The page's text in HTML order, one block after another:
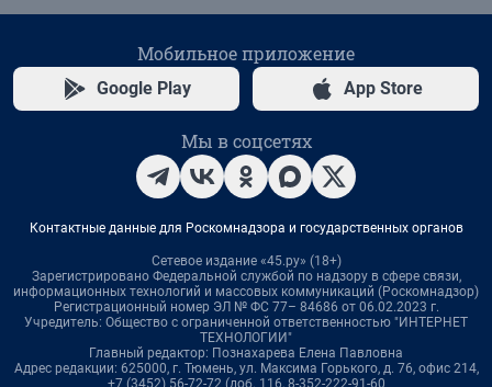
Мобильное приложение
Google Play App Store
Мы в соцсетях
Контактные данные для Роскомнадзора и государственных органов
Сетевое издание «45.ру» (18+)
Зарегистрировано Федеральной службой по надзору в сфере связи,
информационных технологий и массовых коммуникаций (Роскомнадзор)
Регистрационный номер ЭЛ № ФС 77– 84686 от 06.02.2023 г.
Учредитель: Общество с ограниченной ответственностью "ИНТЕРНЕТ
ТЕХНОЛОГИИ"
Главный редактор: Познахарева Елена Павловна
Адрес редакции: 625000, г. Тюмень, ул. Максима Горького, д. 76, офис 214,
+7 (3452) 56-72-72 (доб. 116, 8-352-222-91-60